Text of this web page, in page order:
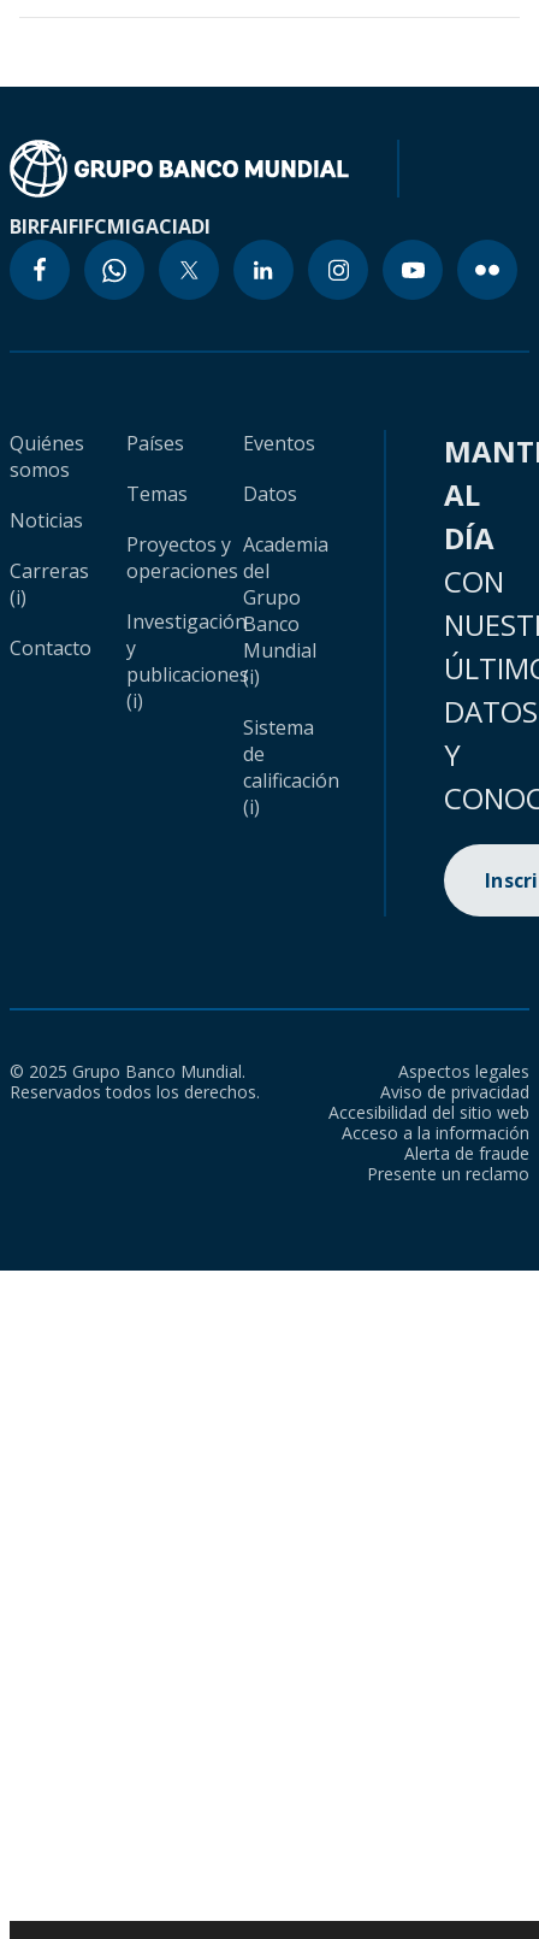
BIRFAIFIFCMIGACIADI
Quiénes
somos
Noticias
Carreras
(i)
Contacto
Países
Temas
Proyectos y
operaciones
Investigación
y
publicaciones
(i)
Eventos
Datos
Academia
del
Grupo
Banco
Mundial
(i)
Sistema
de
calificación
(i)
AL
DÍA
CON
DATOS
Y
© 2025 Grupo Banco Mundial.
Reservados todos los derechos.
Aspectos legales
Aviso de privacidad
Accesibilidad del sitio web
Acceso a la información
Alerta de fraude
Presente un reclamo